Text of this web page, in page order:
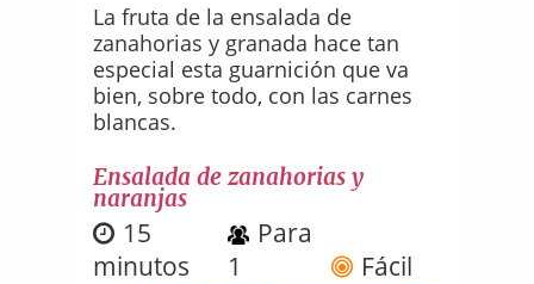
La fruta de la ensalada de
zanahorias y granada hace tan
especial esta guarnición que va
bien, sobre todo, con las carnes
blancas.
Ensalada de zanahorias y
naranjas
15
minutos
Para
1
Fácil